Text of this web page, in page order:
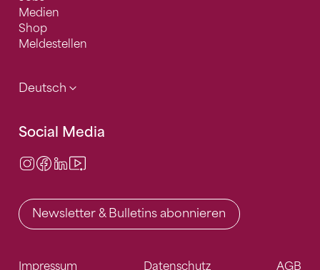
Medien
Shop
Meldestellen
Deutsch
Social Media
Instagram
Facebook
LinkedIn
Newsletter & Bulletins abonnieren
Impressum Datenschutz AGB